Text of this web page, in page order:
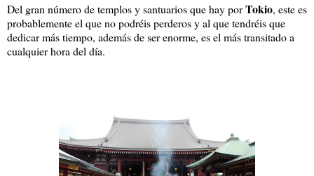
Del gran número de templos y santuarios que hay porTokio, este es
probablemente el que no podréis perderos y al que tendréis que
dedicar más tiempo, además de ser enorme, es el más transitado a
cualquier hora del día.